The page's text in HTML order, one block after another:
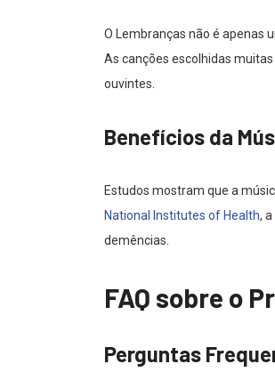
O Lembranças não é apenas
As canções escolhidas
ouvintes.
Benefícios da
Estudos mostram que a
National Institutes of Health,
demências.
FAQ sobre o
Perguntas